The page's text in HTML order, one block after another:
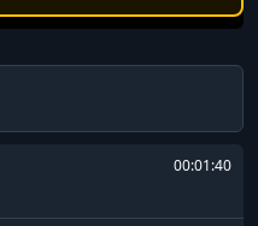
00:01:40